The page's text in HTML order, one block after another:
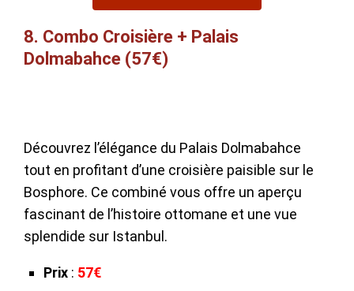
8. Combo Croisière + Palais
Dolmabahce (57€)
Découvrez l’élégance du Palais Dolmabahce
tout en profitant d’une croisière paisible sur le
Bosphore. Ce combiné vous offre un aperçu
fascinant de l’histoire ottomane et une vue
splendide sur Istanbul.
Prix : 57€